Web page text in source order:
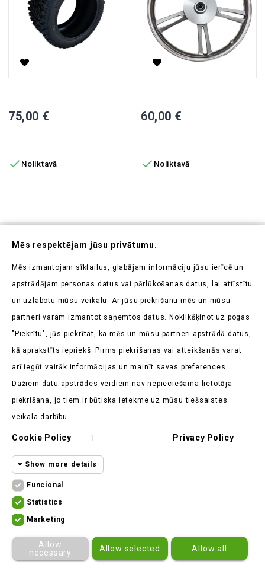
Cena
75,00 €
 Noliktavā
Cena
60,00 €
 Noliktavā
Abonējiet Mūsu Jaunumrakstu
Uzziniet pirmieji par mūsu jaunumiem un aktuālajām
Produkti
Mūsu Uzņēmums
Klients Saka
Mēs respektējam jūsu privātumu.
Mēs izmantojam sīkfailus, glabājam informāciju jūsu ierīcē un
apstrādājam personas datus vai pārlūkošanas datus, lai attīstītu
un uzlabotu mūsu veikalu. Ar jūsu piekrišanu mēs un mūsu
partneri varam izmantot saņemtos datus. Noklikšķinot uz pogas
"Piekrītu", jūs piekrītat, ka mēs un mūsu partneri apstrādā datus,
kā aprakstīts iepriekš. Pirms piekrišanas vai atteikšanās varat
arī iegūt vairāk informācijas un mainīt savas preferences.
Dažiem datu apstrādes veidiem nav nepieciešama lietotāja
piekrišana, jo tiem ir būtiska ietekme uz mūsu tiešsaistes
veikala darbību.
Cookie Policy Privacy Policy
Show more details
and using it's basic funcions. This
Statistics
cookies
Marketing
cookies
Funcional
Statistics
Marketing
Allow
necessary
Allow selected Allow all